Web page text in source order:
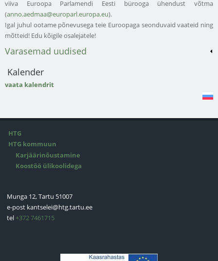
viiva Euroopa Parlamendi Eesti bürooga ühendust võtma
(anno.aedmaa@europarl.europa.eu).
Igal juhul ootame põnevusega teie Euroopaga seonduvaid vaateid ning
mõtteid! Edu kõigile osalejatele!
Varasemad uudised
Kalender
vaata kalendrit
HTG
HTG kommuun
Karjäärinõustamine
Koostöö ülikoolidega
Munga 12, Tartu 51007
e-post kantselei@htg.tartu.ee
tel+372 7461715